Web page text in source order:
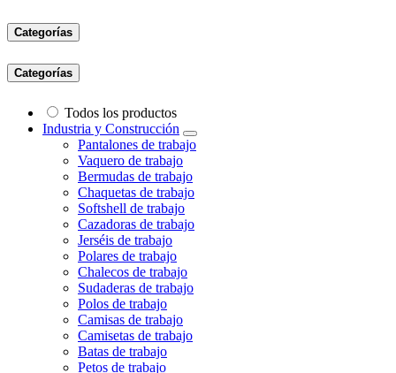
Categorías
Categorías
Todos los productos
Industria y Construcción
Pantalones de trabajo
Vaquero de trabajo
Bermudas de trabajo
Chaquetas de trabajo
Softshell de trabajo
Cazadoras de trabajo
Jerséis de trabajo
Polares de trabajo
Chalecos de trabajo
Sudaderas de trabajo
Polos de trabajo
Camisas de trabajo
Camisetas de trabajo
Batas de trabajo
Petos de trabajo